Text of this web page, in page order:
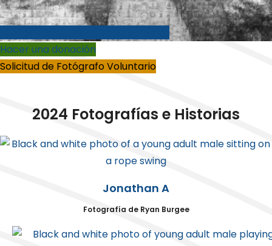
Hacer una donación
Solicitud de Fotógrafo Voluntario
2024 Fotografías e Historias
Jonathan A
Fotografía de Ryan Burgee